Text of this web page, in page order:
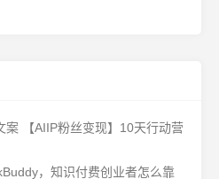
案 【AIIP粉丝变现】10天行动营
，知识付费创业者怎么靠